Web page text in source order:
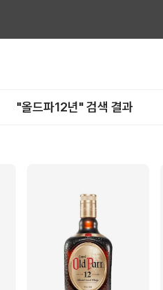
"올드파12년" 검색 결과